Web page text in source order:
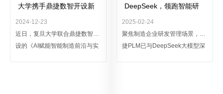
大学携手鼎捷数智开设新
型AI课程
2024-12-23
近日，复旦大学联合鼎捷数智开
设的《AI赋能智能制造前沿与实
DeepSeek，领跑智能研
发新赛道
2025-02-24
聚焦制造企业研发管理场景，鼎
捷PLM已与DeepSeek大模型深